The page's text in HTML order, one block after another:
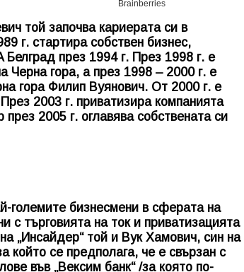
той започва кариерата си в
г. стартира собствен бизнес,
Белград през 1994 г. През 1998 г. е
Черна гора, а през 1998 – 2000 г. е
гора Филип Вуянович. От 2000 г. е
2003 г. приватизира компанията
2005 г. оглавява собствената си
големите бизнесмени в сферата на
с търговията на ток и приватизацията
„Инсайдер“ той и Вук Хамович, син на
се предполага, че е свързан с
във „Вексим банк“ /за която по-